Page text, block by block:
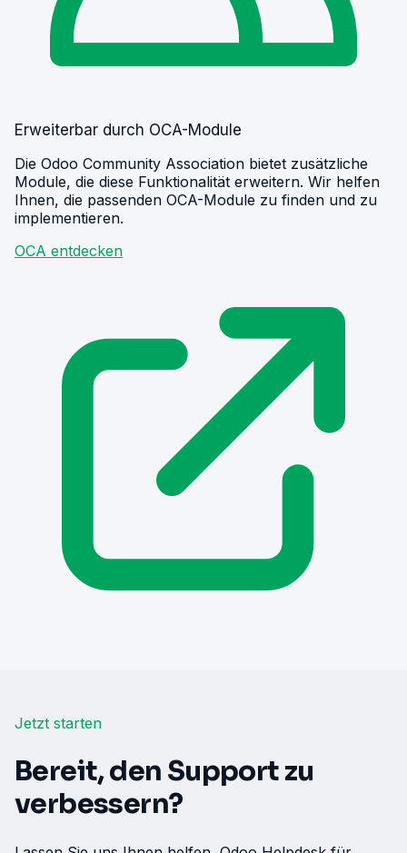
Erweiterbar durch OCA-Module
Die Odoo Community Association bietet zusätzliche
Module, die diese Funktionalität erweitern. Wir helfen
Ihnen, die passenden OCA-Module zu finden und zu
implementieren.
OCA entdecken
Jetzt starten
Bereit, den Support zu
verbessern?